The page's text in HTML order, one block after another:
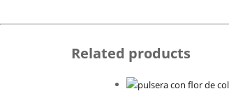
Related products